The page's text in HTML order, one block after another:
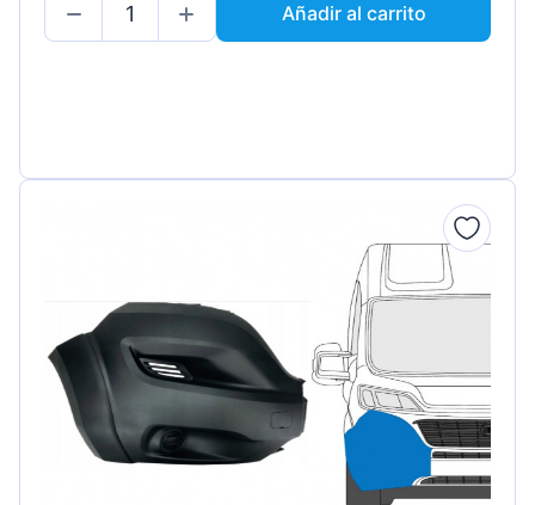
Añadir al carrito